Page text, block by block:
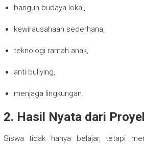
bangun budaya lokal,
kewirausahaan sederhana,
teknologi ramah anak,
anti bullying,
menjaga lingkungan.
2. Hasil Nyata dari
Siswa tidak hanya belajar, tetapi